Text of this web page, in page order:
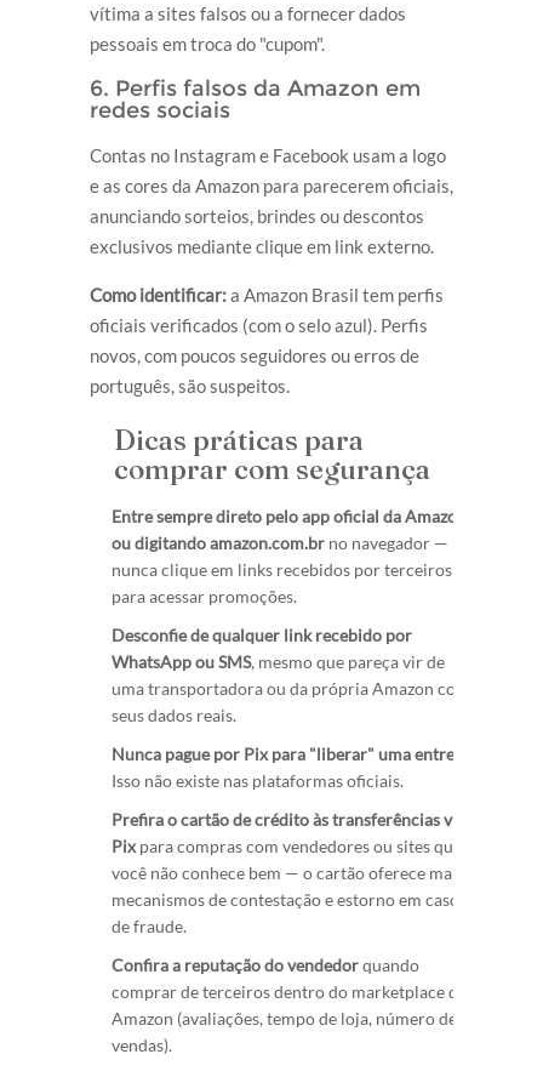
vítima a sites falsos ou a fornecer dados
pessoais em troca do "cupom".
6. Perfis falsos da Amazon em
redes sociais
Contas no Instagram e Facebook usam a logo
e as cores da Amazon para parecerem oficiais,
anunciando sorteios, brindes ou descontos
exclusivos mediante clique em link externo.
Como identificar:a Amazon Brasil tem perfis
oficiais verificados (com o selo azul). Perfis
novos, com poucos seguidores ou erros de
português, são suspeitos.
Dicas práticas para
comprar com segurança
Entre sempre direto pelo app oficial da Amazon
ou digitando amazon.com.br no navegador —
nunca clique em links recebidos por terceiros
para acessar promoções.
Desconfie de qualquer link recebido por
WhatsApp ou SMS, mesmo que pareça vir de
uma transportadora ou da própria Amazon com
seus dados reais.
Nunca pague por Pix para "liberar" uma entrega.
Isso não existe nas plataformas oficiais.
Prefira o cartão de crédito às transferências via
Pixpara compras com vendedores ou sites que
você não conhece bem — o cartão oferece mais
mecanismos de contestação e estorno em caso
de fraude.
Confira a reputação do vendedorquando
comprar de terceiros dentro do marketplace da
Amazon (avaliações, tempo de loja, número de
vendas).